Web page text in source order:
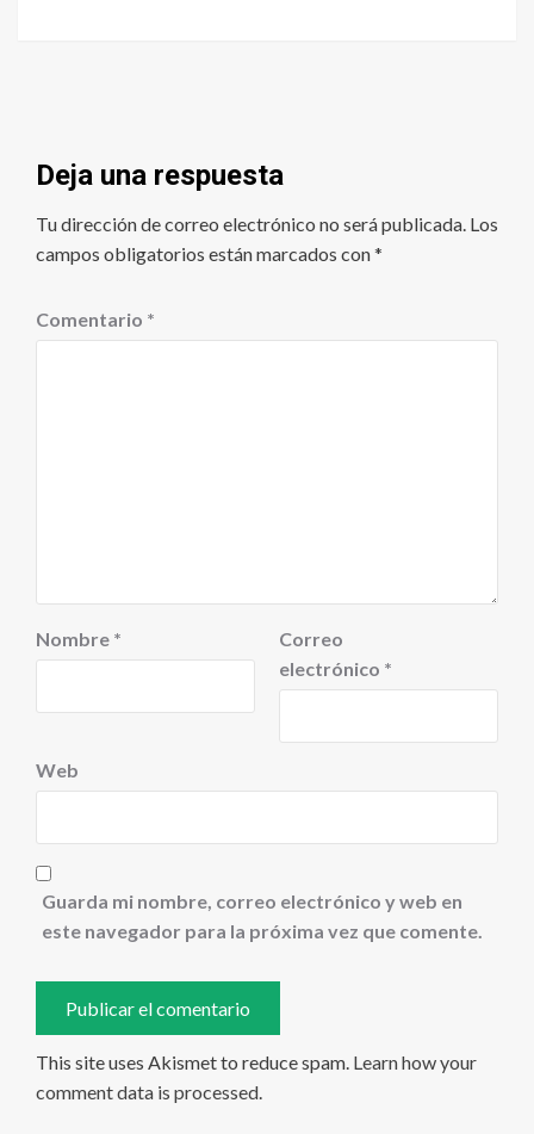
Deja una respuesta
Tu dirección de correo electrónico no será publicada. Los
campos obligatorios están marcados con*
Comentario *
Nombre *
Correo
electrónico *
Web
Guarda mi nombre, correo electrónico y web en
este navegador para la próxima vez que comente.
This site uses Akismet to reduce spam. Learn how your
comment data is processed.